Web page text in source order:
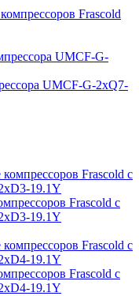
Frascold
UMCF-G-2xQ7-
Frascold с
19.1Y
Frascold с
19.1Y